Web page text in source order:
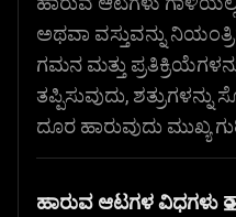
ಅಥವಾ ವಸ್ತುವನ್ನು
ಗಮನ ಮತ್ತು
ತಪ್ಪಿಸುವುದು,
ದೂರ ಹಾರುವುದು ಮುಖ್ಯ
ಹಾರುವ ಆಟಗಳ ವಿಧಗಳು